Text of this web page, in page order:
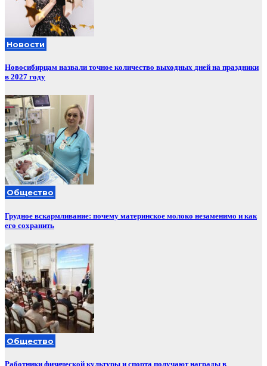
Новости
Новосибирцам назвали точное количество выходных дней на праздники
в 2027 году
Общество
Грудное вскармливание: почему материнское молоко незаменимо и как
его сохранить
Общество
Работники физической культуры и спорта получают награды в